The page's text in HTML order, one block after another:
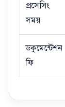
প্রসেসিং
সময়
ডকুমেন্টেশন
ফি